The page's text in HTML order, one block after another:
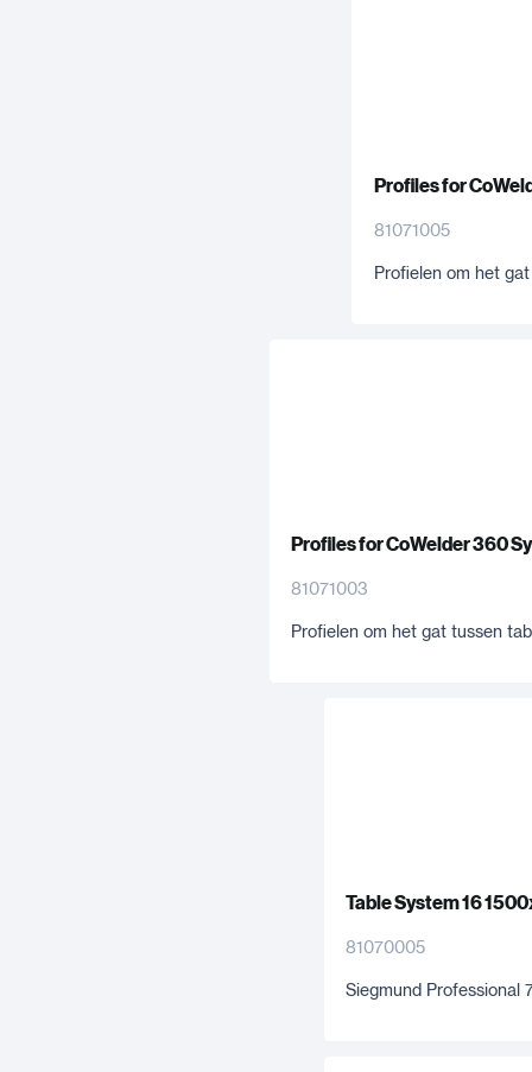
Profiles for
81071005
Profielen om het
Profiles for CoWelder 360
81071003
Profielen om het gat tussen
Table System 16
81070005
Siegmund Professional